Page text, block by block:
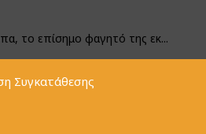
Συγκατάθεσης
το επίσημο φαγητό της εκ...
γιαχνί με την αλχημεία π...